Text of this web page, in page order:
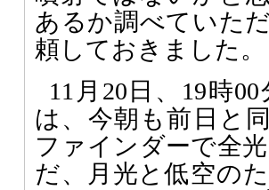
あるか調べていた
頼しておきました。
11月20日、19時
は、今朝も前日と
ファインダーで全
だ、月光と低空の